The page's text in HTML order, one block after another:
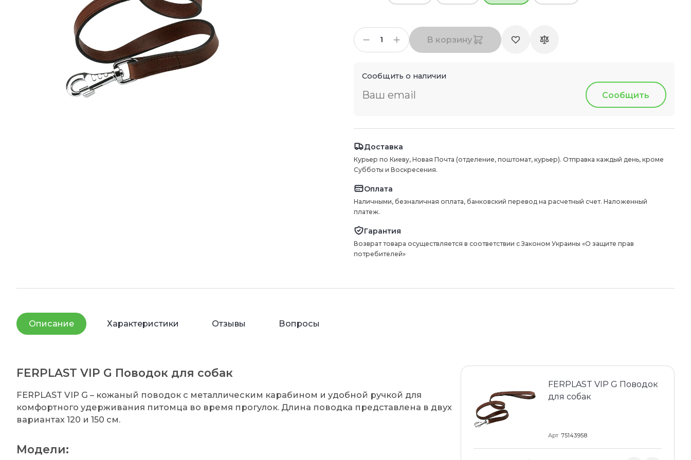
В корзину
Сообщить о наличии
Сообщить
Доставка
Курьер по Киеву, Новая Почта (отделение, поштомат, курьер). Отправка каждый день, кроме
Субботы и Воскресения.
Оплата
Наличными, безналичная оплата, банковский перевод на расчетный счет. Наложенный
платеж.
Гарантия
Возврат товара осуществляется в соответствии с Законом Украины «О защите прав
потребителей»
Описание Характеристики Отзывы Вопросы
FERPLAST VIP G Поводок для собак
FERPLAST VIP G – кожаный поводок с металлическим карабином и удобной ручкой для
комфортного удерживания питомца во время прогулок. Длина поводка представлена в двух
вариантах 120 и 150 см.
Модели:
FERPLAST VIP G Поводок
для собак
Арт 75143958